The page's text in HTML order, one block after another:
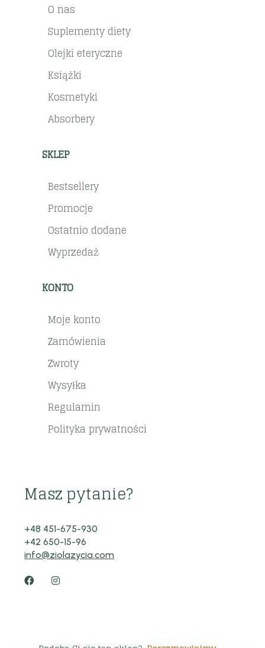
O nas
Suplementy diety
Olejki eteryczne
Książki
Kosmetyki
Absorbery
SKLEP
Bestsellery
Promocje
Ostatnio dodane
Wyprzedaż
KONTO
Moje konto
Zamówienia
Zwroty
Wysyłka
Regulamin
Polityka prywatności
Masz pytanie?
+48 451-675-930
+42 650-15-96
info@ziolazycia.com